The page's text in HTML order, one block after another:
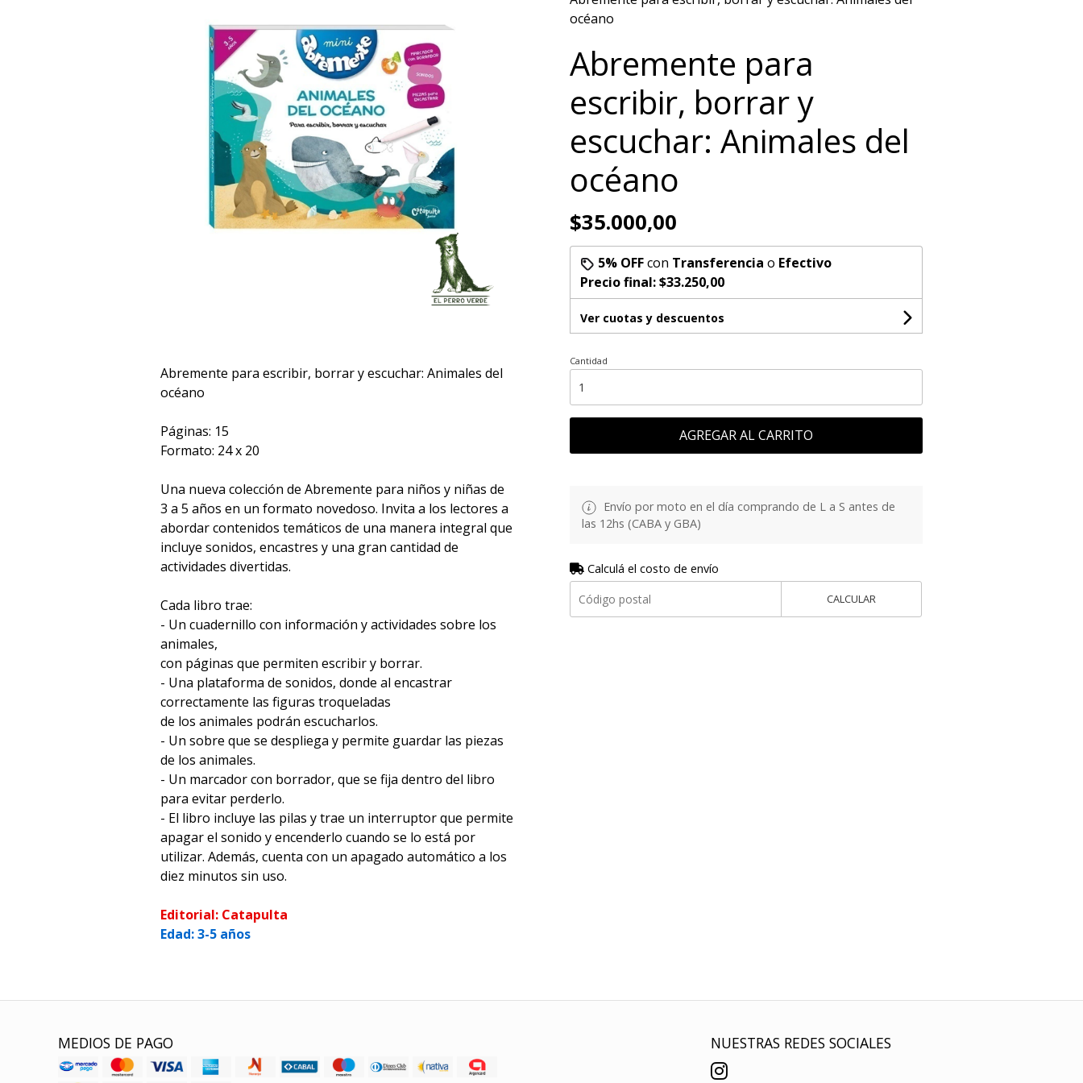
Abremente para escribir, borrar y escuchar: Animales del
océano
Páginas: 15
Formato: 24 x 20
Una nueva colección de Abremente para niños y niñas de
3 a 5 años en un formato novedoso. Invita a los lectores a
abordar contenidos temáticos de una manera integral que
incluye sonidos, encastres y una gran cantidad de
actividades divertidas.
Cada libro trae:
- Un cuadernillo con información y actividades sobre los
animales,
con páginas que permiten escribir y borrar.
- Una plataforma de sonidos, donde al encastrar
correctamente las figuras troqueladas
de los animales podrán escucharlos.
- Un sobre que se despliega y permite guardar las piezas
de los animales.
- Un marcador con borrador, que se fija dentro del libro
para evitar perderlo.
- El libro incluye las pilas y trae un interruptor que permite
apagar el sonido y encenderlo cuando se lo está por
utilizar. Además, cuenta con un apagado automático a los
diez minutos sin uso.
Editorial: Catapulta
Edad: 3-5 años
océano
Abremente para
escribir, borrar y
escuchar: Animales del
océano
$35.000,00
5% OFFcon Transferencia o Efectivo
Precio final:$33.250,00
Ver cuotas y descuentos
Cantidad
AGREGAR AL CARRITO
Envío por moto en el día comprando de L a S antes de
las 12hs (CABA y GBA)
Calculá el costo de envío
CALCULAR
MEDIOS DE PAGO NUESTRAS REDES SOCIALES